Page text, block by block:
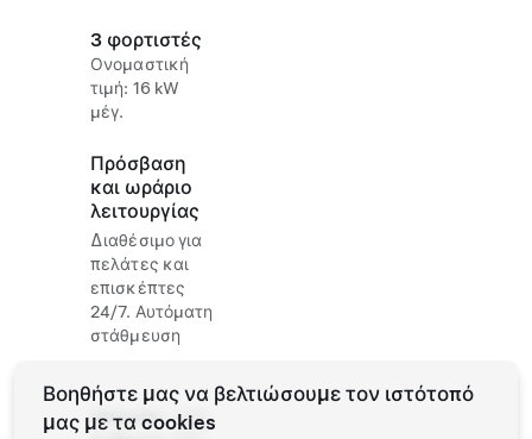
3 φορτιστές
Ονομαστική
τιμή: 16 kW
μέγ.
Πρόσβαση
και ωράριο
λειτουργίας
Διαθέσιμο για
πελάτες και
επισκέπτες
24/7. Αυτόματη
στάθμευση
Website (416)
Βοηθήστε μας να βελτιώσουμε τον ιστότοπό
μας με τα cookies